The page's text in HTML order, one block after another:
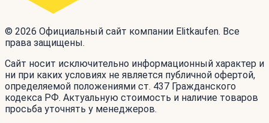
© 2026 Официальный сайт компании Elitkaufen. Все
права защищены.
Сайт носит исключительно информационный характер и
ни при каких условиях не является публичной офертой,
определяемой положениями ст. 437 Гражданского
кодекса РФ. Актуальную стоимость и наличие товаров
просьба уточнять у менеджеров.